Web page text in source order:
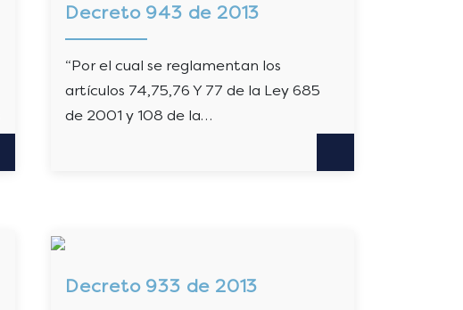
Decreto 943 de 2013
“Por el cual se reglamentan los
artículos 74,75,76 Y 77 de la Ley 685
de 2001 y 108 de la…
Decreto 933 de 2013